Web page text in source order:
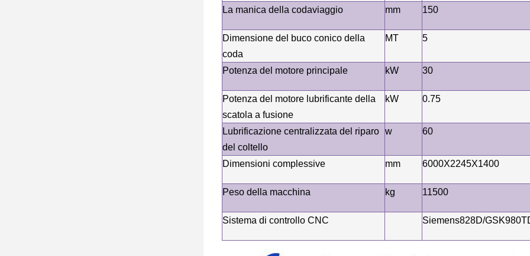
La manica della codaviaggio mm 150
Dimensione del buco conico della
coda
MT 5
Potenza del motore principale kW 30
Potenza del motore lubrificante della
scatola a fusione
kW 0.75
Lubrificazione centralizzata del riparo
del coltello
w 60
Dimensioni complessive mm 6000X2245X1400
Peso della macchina kg 11500
Sistema di controllo CNC Siemens828D/